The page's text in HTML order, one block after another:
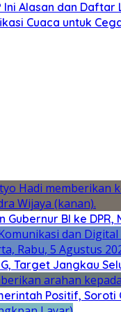
Ini Alasan dan
Cuaca untuk
BI ke DPR,
Target Jangkau
Positif,